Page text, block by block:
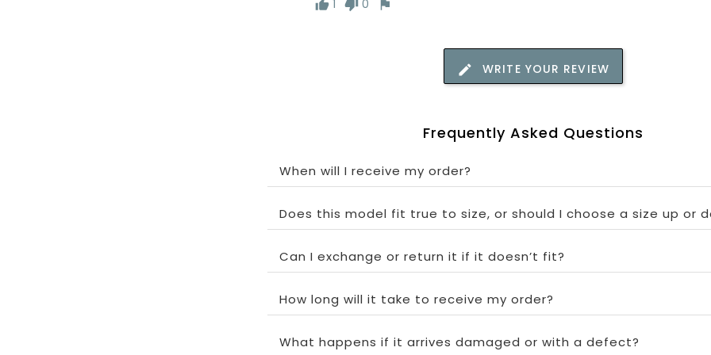
1
0
WRITE YOUR REVIEW
Frequently Asked Questions
When will I receive my order?
Does this model fit true to size, or should I choose a size up or
Can I exchange or return it if it doesn’t fit?
How long will it take to receive my order?
What happens if it arrives damaged or with a defect?